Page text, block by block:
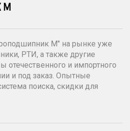
М" на рынке уже
РТИ, а также другие
отечественного и импортного
и под заказ. Опытные
поиска, скидки для